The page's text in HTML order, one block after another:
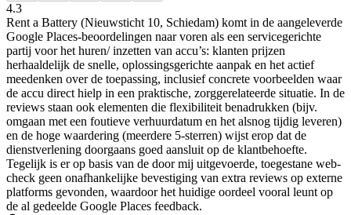
4.3
Rent a Battery (Nieuwsticht 10, Schiedam) komt in de aangeleverde
Google Places-beoordelingen naar voren als een servicegerichte
partij voor het huren/ inzetten van accu’s: klanten prijzen
herhaaldelijk de snelle, oplossingsgerichte aanpak en het actief
meedenken over de toepassing, inclusief concrete voorbeelden waar
de accu direct hielp in een praktische, zorggerelateerde situatie. In de
reviews staan ook elementen die flexibiliteit benadrukken (bijv.
omgaan met een foutieve verhuurdatum en het alsnog tijdig leveren)
en de hoge waardering (meerdere 5-sterren) wijst erop dat de
dienstverlening doorgaans goed aansluit op de klantbehoefte.
Tegelijk is er op basis van de door mij uitgevoerde, toegestane web-
check geen onafhankelijke bevestiging van extra reviews op externe
platforms gevonden, waardoor het huidige oordeel vooral leunt op
de al gedeelde Google Places feedback.